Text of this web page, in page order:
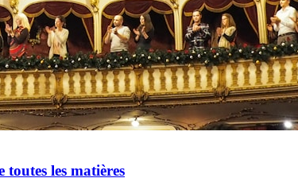
toutes les matières